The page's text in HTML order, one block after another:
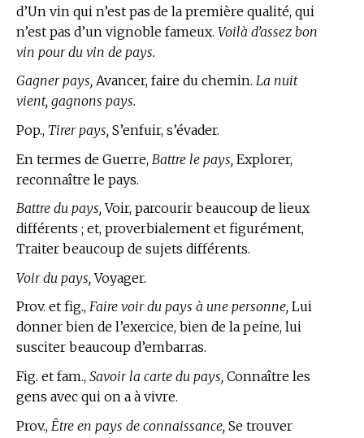
d’Un vin qui n’est pas de la première qualité, qui
n’est pas d’un vignoble fameux. Voilà d’assez bon
vin pour du vin de pays.
Gagner pays, Avancer, faire du chemin. La nuit
vient, gagnons pays.
Pop., Tirer pays, S’enfuir, s’évader.
En termes de Guerre, Battre le pays, Explorer,
reconnaître le pays.
Battre du pays,Voir, parcourir beaucoup de lieux
différents ; et, proverbialement et figurément,
Traiter beaucoup de sujets différents.
Voir du pays, Voyager.
Prov. et fig., Faire voir du pays à une personne, Lui
donner bien de l’exercice, bien de la peine, lui
susciter beaucoup d’embarras.
Fig. et fam., Savoir la carte du pays, Connaître les
gens avec qui on a à vivre.
Prov., Être en pays de connaissance, Se trouver